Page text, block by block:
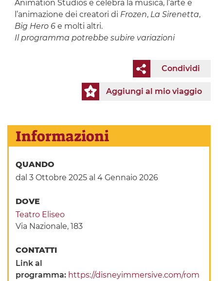
Animation Studios e celebra la musica, l’arte e
l’animazione dei creatori di Frozen, La Sirenetta,
Big Hero 6e molti altri.
Il programma potrebbe subire variazioni
Condividi
Aggiungi al mio viaggio
Informazioni
QUANDO
dal 3 Ottobre 2025 al 4 Gennaio 2026
DOVE
Teatro Eliseo
Via Nazionale, 183
CONTATTI
Link al
programma: https://disneyimmersive.com/rom